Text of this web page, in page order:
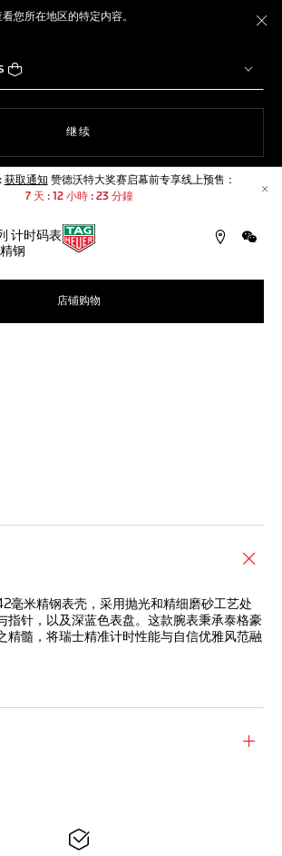
您所在地区的特定内容。
继续
获取通知 赞德沃特大奖赛启幕前专享线上预售：
7 天 12 小時 23 分鐘
微信
计时码表
钢
店铺购物
毫米精钢表壳，采用抛光和精细磨砂工艺处
指针，以及深蓝色表盘。这款腕表秉承泰格豪
精髓，将瑞士精准计时性能与自信优雅风范融
盘提供周全防护，表镜经双面防眩目处理，提